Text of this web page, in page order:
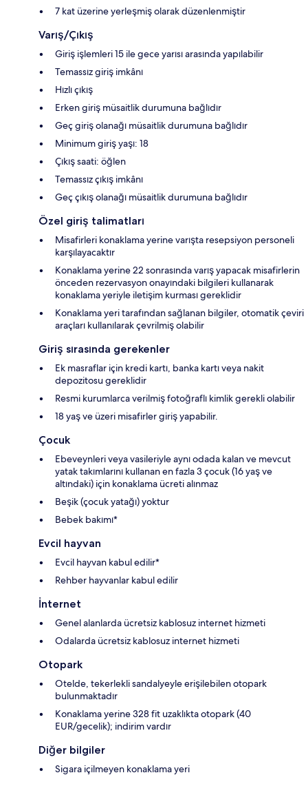
7 kat üzerine yerleşmiş olarak düzenlenmiştir
Varış/Çıkış
Giriş işlemleri 15 ile gece yarısı arasında yapılabilir
Temassız giriş imkânı
Hızlı çıkış
Erken giriş müsaitlik durumuna bağlıdır
Geç giriş olanağı müsaitlik durumuna bağlıdır
Minimum giriş yaşı: 18
Çıkış saati: öğlen
Temassız çıkış imkânı
Geç çıkış olanağı müsaitlik durumuna bağlıdır
Özel giriş talimatları
Misafirleri konaklama yerine varışta resepsiyon personeli
karşılayacaktır
Konaklama yerine 22 sonrasında varış yapacak misafirlerin
önceden rezervasyon onayındaki bilgileri kullanarak
konaklama yeriyle iletişim kurması gereklidir
Konaklama yeri tarafından sağlanan bilgiler, otomatik çeviri
araçları kullanılarak çevrilmiş olabilir
Giriş sırasında gerekenler
Ek masraflar için kredi kartı, banka kartı veya nakit
depozitosu gereklidir
Resmi kurumlarca verilmiş fotoğraflı kimlik gerekli olabilir
18 yaş ve üzeri misafirler giriş yapabilir.
Çocuk
Ebeveynleri veya vasileriyle aynı odada kalan ve mevcut
yatak takımlarını kullanan en fazla 3 çocuk (16 yaş ve
altındaki) için konaklama ücreti alınmaz
Beşik (çocuk yatağı) yoktur
Bebek bakımı*
Evcil hayvan
Evcil hayvan kabul edilir*
Rehber hayvanlar kabul edilir
İnternet
Genel alanlarda ücretsiz kablosuz internet hizmeti
Odalarda ücretsiz kablosuz internet hizmeti
Otopark
Otelde, tekerlekli sandalyeyle erişilebilen otopark
bulunmaktadır
Konaklama yerine 328 fit uzaklıkta otopark (40
EUR/gecelik); indirim vardır
Diğer bilgiler
Sigara içilmeyen konaklama yeri